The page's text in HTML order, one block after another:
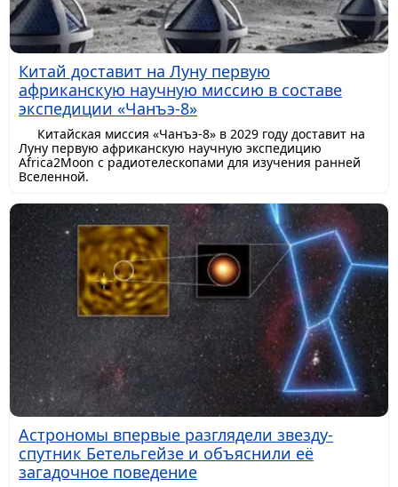
Китай доставит на Луну первую
африканскую научную миссию в составе
экспедиции «Чанъэ-8»
Китайская миссия «Чанъэ-8» в 2029 году доставит на
Луну первую африканскую научную экспедицию
Africa2Moon с радиотелескопами для изучения ранней
Вселенной.
Астрономы впервые разглядели звезду-
спутник Бетельгейзе и объяснили её
загадочное поведение